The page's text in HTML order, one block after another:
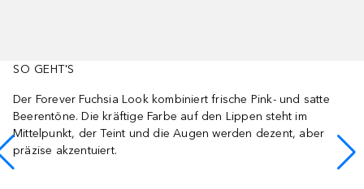
SO GEHT'S
Der Forever Fuchsia Look kombiniert frische Pink- und satte
Beerentöne. Die kräftige Farbe auf den Lippen steht im
Mittelpunkt, der Teint und die Augen werden dezent, aber
präzise akzentuiert.